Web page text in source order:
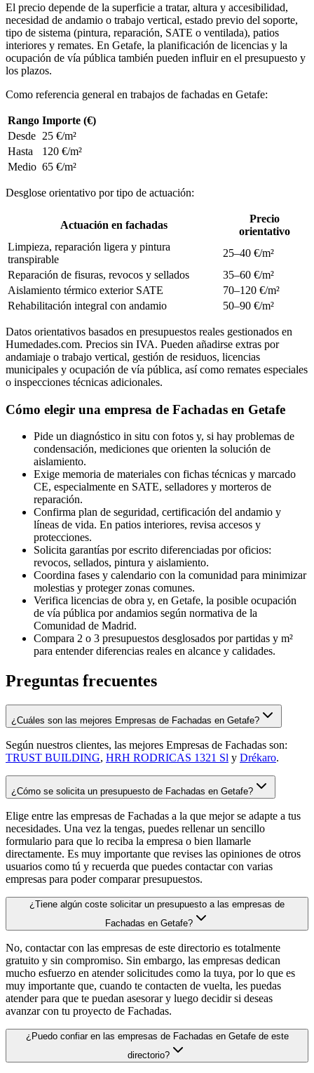
El precio depende de la superficie a tratar, altura y accesibilidad,
necesidad de andamio o trabajo vertical, estado previo del soporte,
tipo de sistema (pintura, reparación, SATE o ventilada), patios
interiores y remates. En Getafe, la planificación de licencias y la
ocupación de vía pública también pueden influir en el presupuesto y
los plazos.
Como referencia general en trabajos de fachadas en Getafe:
Rango Importe (€)
Desde 25 €/m²
Hasta
120 €/m²
Medio 65 €/m²
Desglose orientativo por tipo de actuación:
Actuación en fachadas
Precio
orientativo
Limpieza, reparación ligera y pintura
transpirable
25–40 €/m²
Reparación de fisuras, revocos y sellados
35–60 €/m²
Aislamiento térmico exterior SATE
70–120 €/m²
Rehabilitación integral con andamio
50–90 €/m²
Datos orientativos basados en presupuestos reales gestionados en
Humedades.com. Precios sin IVA. Pueden añadirse extras por
andamiaje o trabajo vertical, gestión de residuos, licencias
municipales y ocupación de vía pública, así como remates especiales
o inspecciones técnicas adicionales.
Cómo elegir una empresa de Fachadas en Getafe
Pide un diagnóstico in situ con fotos y, si hay problemas de
condensación, mediciones que orienten la solución de
aislamiento.
Exige memoria de materiales con fichas técnicas y marcado
CE, especialmente en SATE, selladores y morteros de
reparación.
Confirma plan de seguridad, certificación del andamio y
líneas de vida. En patios interiores, revisa accesos y
protecciones.
Solicita garantías por escrito diferenciadas por oficios:
revocos, sellados, pintura y aislamiento.
Coordina fases y calendario con la comunidad para minimizar
molestias y proteger zonas comunes.
Verifica licencias de obra y, en Getafe, la posible ocupación
de vía pública por andamios según normativa de la
Comunidad de Madrid.
Compara 2 o 3 presupuestos desglosados por partidas y m²
para entender diferencias reales en alcance y calidades.
Preguntas frecuentes
¿Cuáles son las mejores Empresas de Fachadas en Getafe?
Según nuestros clientes, las mejores Empresas de Fachadas son:
TRUST BUILDING, HRH RODRICAS 1321 Sl y Drékaro.
¿Cómo se solicita un presupuesto de Fachadas en Getafe?
Elige entre las empresas de Fachadas a la que mejor se adapte a tus
necesidades. Una vez la tengas, puedes rellenar un sencillo
formulario para que lo reciba la empresa o bien llamarle
directamente. Es muy importante que revises las opiniones de otros
usuarios como tú y recuerda que puedes contactar con varias
empresas para poder comparar presupuestos.
¿Tiene algún coste solicitar un presupuesto a las empresas de
Fachadas en Getafe?
No, contactar con las empresas de este directorio es totalmente
gratuito y sin compromiso. Sin embargo, las empresas dedican
mucho esfuerzo en atender solicitudes como la tuya, por lo que es
muy importante que, cuando te contacten de vuelta, les puedas
atender para que te puedan asesorar y luego decidir si deseas
avanzar con tu proyecto de Fachadas.
¿Puedo confiar en las empresas de Fachadas en Getafe de este
directorio?